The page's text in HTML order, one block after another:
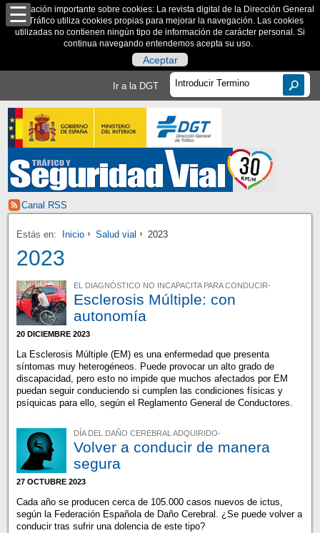
Información importante sobre cookies: La revista digital de la Dirección General
de Tráfico utiliza cookies propias para mejorar la navegación. Las cookies
utilizadas no contienen ningún tipo de información de carácter personal. Si
continua navegando entendemos acepta su uso.
Aceptar
Ir a la DGT
Canal RSS
Estás en: Inicio Salud vial 2023
2023
EL DIAGNÓSTICO NO INCAPACITA PARA CONDUCIR-
Esclerosis Múltiple: con
autonomía
20 DICIEMBRE 2023
La Esclerosis Múltiple (EM) es una enfermedad que presenta
síntomas muy heterogéneos. Puede provocar un alto grado de
discapacidad, pero esto no impide que muchos afectados por EM
puedan seguir conduciendo si cumplen las condiciones físicas y
psíquicas para ello, según el Reglamento General de Conductores.
DÍA DEL DAÑO CEREBRAL ADQUIRIDO-
Volver a conducir de manera
segura
27 OCTUBRE 2023
Cada año se producen cerca de 105.000 casos nuevos de ictus,
según la Federación Española de Daño Cerebral. ¿Se puede volver a
conducir tras sufrir una dolencia de este tipo?